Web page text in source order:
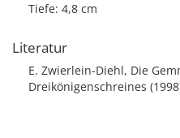
Tiefe: 4,8 cm
Literatur
E. Zwierlein-Diehl, Die
Dreikönigenschreines